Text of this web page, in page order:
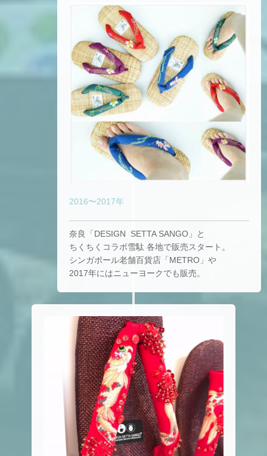
2016〜2017年
奈良「DESIGN SETTA SANGO」と
ちくちくコラボ雪駄 各地で販売スタート。
シンガポール老舗百貨店「METRO」や
2017年にはニューヨークでも販売。